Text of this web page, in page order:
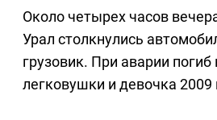
Около четырех часов
Урал столкнулись
грузовик. При аварии погиб
легковушки и девочка